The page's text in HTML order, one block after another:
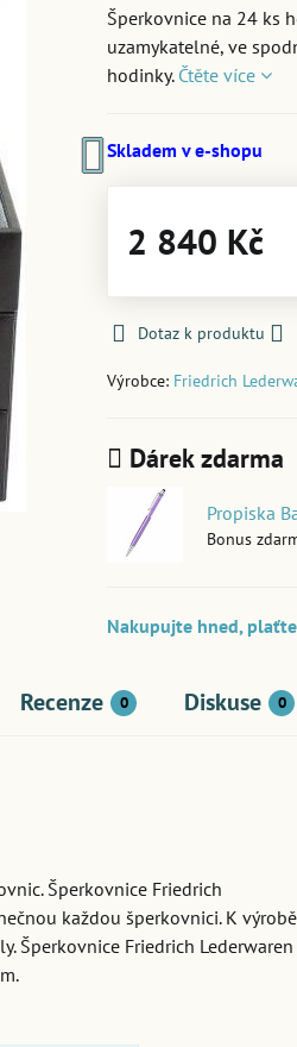
Šperkovnice na 24 ks
uzamykatelné, ve
hodinky. Čtěte více
Skladem v e-shopu
2 840 Kč
Dotaz k produktu
Výrobce: Friedrich
Dárek zdarma
Propiska
Bonus
Nakupujte hned,
Recenze 0 Diskuse 0
Šperkovnice Friedrich
každou šperkovnici. K výrobě
Šperkovnice Friedrich Lederwaren